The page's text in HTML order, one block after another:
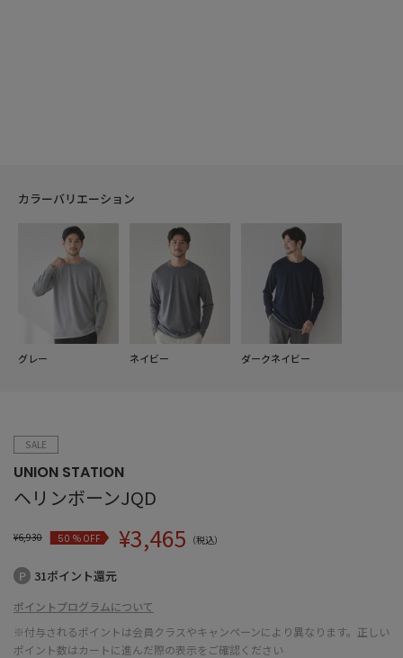
カラーバリエーション
グレー ネイビー ダークネイビー
SALE
UNION STATION
ヘリンボーンJQD
¥6,930 50% OFF ¥3,465 （税込）
31ポイント還元
ポイントプログラムについて
※付与されるポイントは会員クラスやキャンペーンにより異なります。正しい
ポイント数はカートに進んだ際の表示をご確認ください